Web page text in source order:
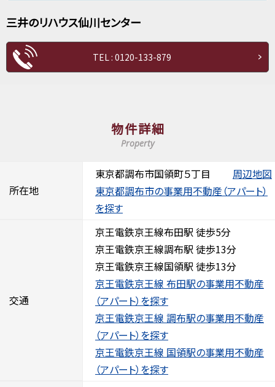
三井のリハウス仙川センター
TEL : 0120-133-879
物件詳細
Property
所在地
東京都調布市国領町５丁目
周辺地図
東京都調布市の事業用不動産（アパート）
を探す
交通
京王電鉄京王線布田駅 徒歩5分
京王電鉄京王線調布駅 徒歩13分
京王電鉄京王線国領駅 徒歩13分
京王電鉄京王線 布田駅の事業用不動産
（アパート）を探す
京王電鉄京王線 調布駅の事業用不動産
（アパート）を探す
京王電鉄京王線 国領駅の事業用不動産
（アパート）を探す